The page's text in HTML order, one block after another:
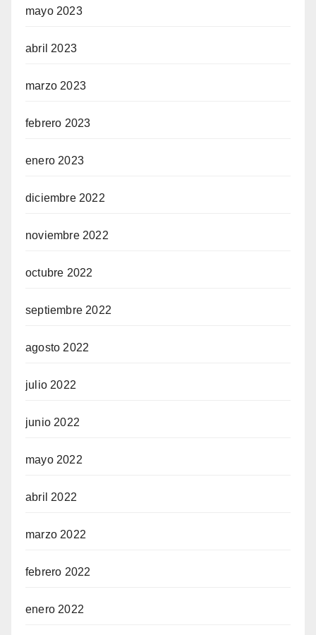
mayo 2023
abril 2023
marzo 2023
febrero 2023
enero 2023
diciembre 2022
noviembre 2022
octubre 2022
septiembre 2022
agosto 2022
julio 2022
junio 2022
mayo 2022
abril 2022
marzo 2022
febrero 2022
enero 2022